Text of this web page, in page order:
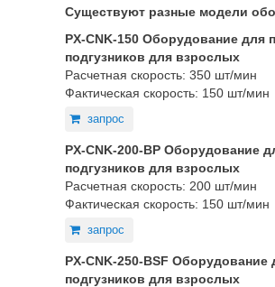
Существуют разные модели
PX-CNK-150 Оборудование для
подгузников для взрослых
Расчетная скорость: 350 шт/мин
Фактическая скорость: 150 шт/мин
запрос
PX-CNK-200-BP Оборудование
подгузников для взрослых
Расчетная скорость: 200 шт/мин
Фактическая скорость: 150 шт/мин
запрос
PX-CNK-250-BSF Оборудование
подгузников для взрослых